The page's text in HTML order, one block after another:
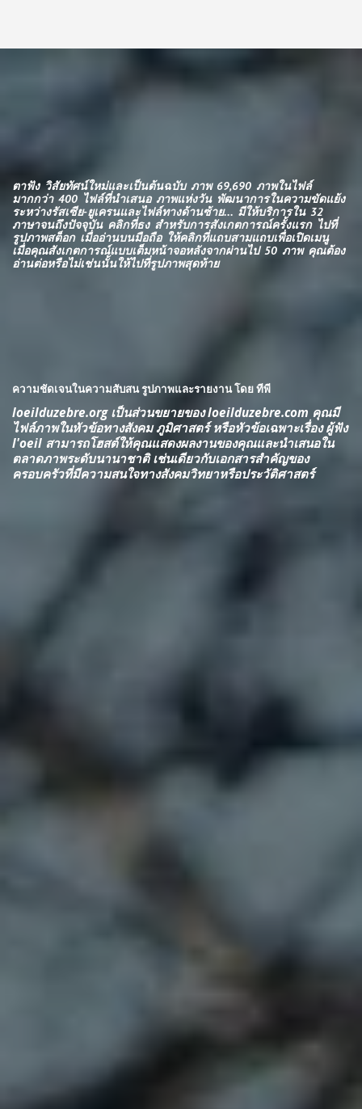
ตาฟัง วิสัยทัศน์ใหม่และเป็นต้นฉบับ ภาพ 69,690 ภาพในไฟล์
มากกว่า 400 ไฟล์ที่นำเสนอ ภาพแห่งวัน พัฒนาการในความขัดแย้ง
ระหว่างรัสเซีย-ยูเครนและไฟล์ทางด้านซ้าย... มีให้บริการใน 32
ภาษาจนถึงปัจจุบัน คลิกที่ธง สำหรับการสังเกตการณ์ครั้งแรก ไปที่
รูปภาพสต็อก เมื่ออ่านบนมือถือ ให้คลิกที่แถบสามแถบเพื่อเปิดเมนู
เมื่อคุณสังเกตการณ์แบบเต็มหน้าจอหลังจากผ่านไป 50 ภาพ คุณต้อง
อ่านต่อหรือไม่เช่นนั้นให้ไปที่รูปภาพสุดท้าย
ความชัดเจนในความสับสน รูปภาพและรายงาน โดย ทีพี
loeilduzebre.org เป็นส่วนขยายของ loeilduzebre.com คุณมี
ไฟล์ภาพในหัวข้อทางสังคม ภูมิศาสตร์ หรือหัวข้อเฉพาะเรื่อง ผู้ฟัง
l'oeil สามารถโฮสต์ให้คุณแสดงผลงานของคุณและนำเสนอใน
ตลาดภาพระดับนานาชาติ เช่นเดียวกับเอกสารสำคัญของ
ครอบครัวที่มีความสนใจทางสังคมวิทยาหรือประวัติศาสตร์